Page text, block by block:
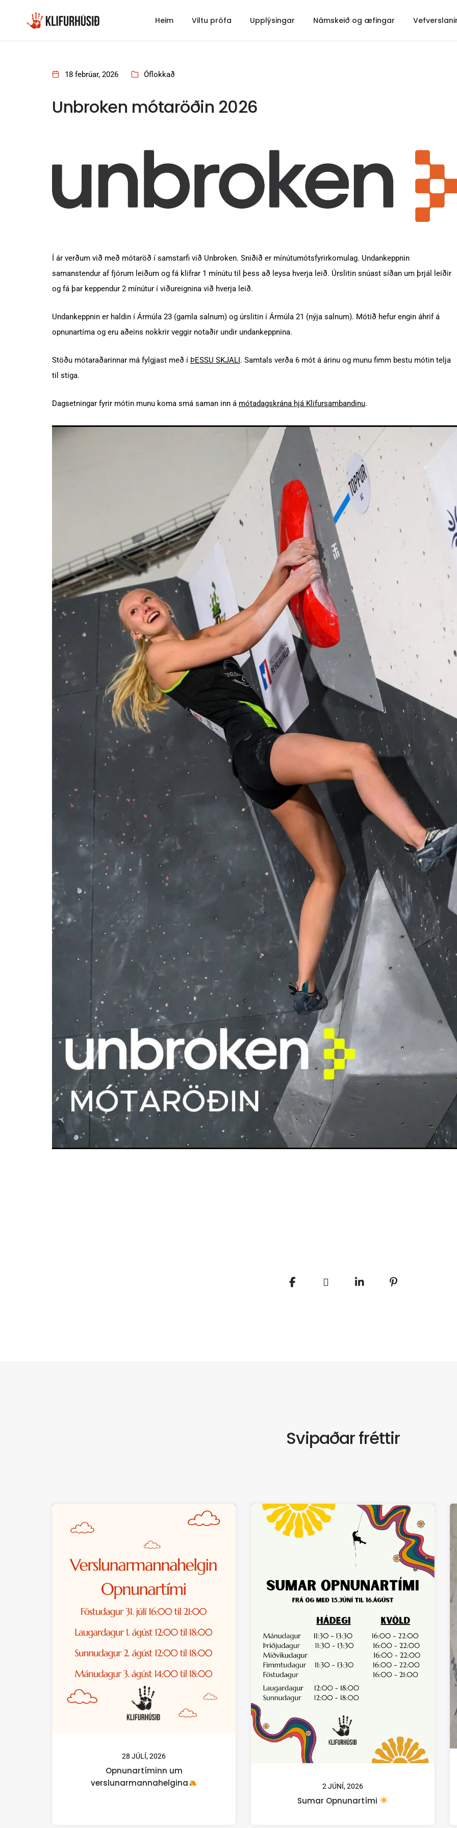
Heim Viltu prófa Upplýsingar Námskeið og æfingar Vefverslanir
18 febrúar, 2026 Óflokkað
Unbroken mótaröðin 2026
Í ár verðum við með mótaröð í samstarfi við Unbroken. Sniðið er mínútumótsfyrirkomulag. Undankeppnin
samanstendur af fjórum leiðum og fá klifrar 1 mínútu til þess að leysa hverja leið. Úrslitin snúast síðan um þrjál leiðir
og fá þar keppendur 2 mínútur í viðureignina við hverja leið.
Undankeppnin er haldin í Ármúla 23 (gamla salnum) og úrslitin í Ármúla 21 (nýja salnum). Mótið hefur engin áhrif á
opnunartíma og eru aðeins nokkrir veggir notaðir undir undankeppnina.
Stöðu mótaraðarinnar má fylgjast með í ÞESSU SKJALI. Samtals verða 6 mót á árinu og munu fimm bestu mótin telja
til stiga.
Dagsetningar fyrir mótin munu koma smá saman inn á mótadagskrána hjá Klifursambandinu.
Svipaðar fréttir
28 JÚLÍ, 2026
Opnunartíminn um
verslunarmannahelgina
2 JÚNÍ, 2026
Sumar Opnunartími